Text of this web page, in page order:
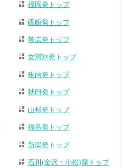
福岡発トップ
函館発トップ
帯広発トップ
女満別発トップ
稚内発トップ
秋田発トップ
山形発トップ
福島発トップ
新潟発トップ
石川(金沢・小松)発トップ